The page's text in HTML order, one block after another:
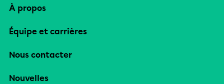
À propos
Équipe et carrières
Nous contacter
Nouvelles